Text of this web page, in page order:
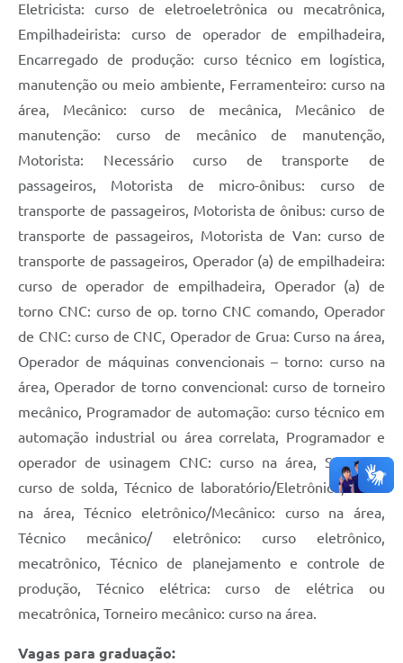
Eletricista: curso de eletroeletrônica ou mecatrônica,
Empilhadeirista: curso de operador de empilhadeira,
Encarregado de produção: curso técnico em logística,
manutenção ou meio ambiente, Ferramenteiro: curso na
área, Mecânico: curso de mecânica, Mecânico de
manutenção: curso de mecânico de manutenção,
Motorista: Necessário curso de transporte de
passageiros, Motorista de micro-ônibus: curso de
transporte de passageiros, Motorista de ônibus: curso de
transporte de passageiros, Motorista de Van: curso de
transporte de passageiros, Operador (a) de empilhadeira:
curso de operador de empilhadeira, Operador (a) de
torno CNC: curso de op. torno CNC comando, Operador
de CNC: curso de CNC, Operador de Grua: Curso na área,
Operador de máquinas convencionais – torno: curso na
área, Operador de torno convencional: curso de torneiro
mecânico, Programador de automação: curso técnico em
automação industrial ou área correlata, Programador e
operador de usinagem CNC: curso na área, Soldador:
curso de solda, Técnico de laboratório/Eletrônico, curso
na área, Técnico eletrônico/Mecânico: curso na área,
Técnico mecânico/ eletrônico: curso eletrônico,
mecatrônico, Técnico de planejamento e controle de
produção, Técnico elétrica: curso de elétrica ou
mecatrônica, Torneiro mecânico: curso na área.
Vagas para graduação: